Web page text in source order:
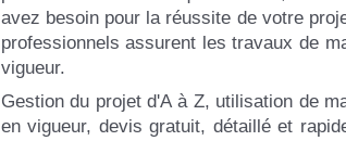
avez besoin pour la réussite de votre
professionnels assurent les travaux de
vigueur.
Gestion du projet d'A à Z, utilisation de
en vigueur, devis gratuit, détaillé et